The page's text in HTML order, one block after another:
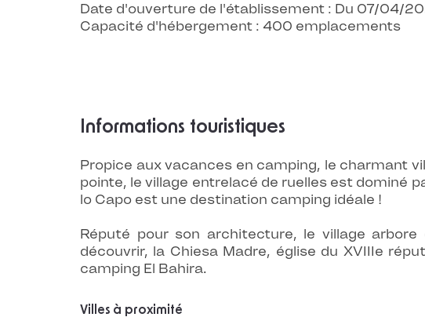
Date d'ouverture de l'établissement : Du 07/04/
Capacité d'hébergement : 400 emplacements
Informations touristiques
Propice aux vacances en camping, le charmant
pointe, le village entrelacé de ruelles est dominé
lo Capo est une destination camping idéale !
Réputé pour son architecture, le village
découvrir, la Chiesa Madre, église du XVIIIe
camping El Bahira.
Villes à proximité